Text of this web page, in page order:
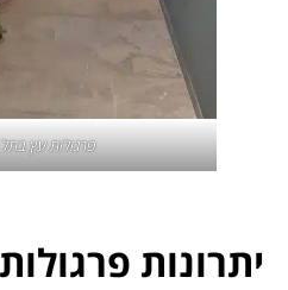
פרגולות עץ בתל
יתרונות